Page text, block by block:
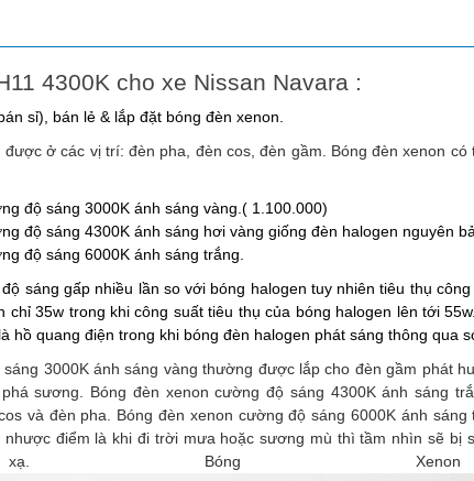
4300K cho xe Nissan Navara :
sỉ), bán lẻ & lắp đặt bóng đèn xenon.
ở các vị trí: đèn pha, đèn cos, đèn gầm. Bóng đèn xenon
độ sáng 3000K ánh sáng vàng.( 1.100.000)
độ sáng 4300K ánh sáng hơi vàng giống đèn halogen nguyên
độ sáng 6000K ánh sáng trắng.
sáng gấp nhiều lần so với bóng halogen tuy nhiên tiêu thụ
chỉ 35w trong khi công suất tiêu thụ của bóng halogen lên tới
hồ quang điện trong khi bóng đèn halogen phát sáng thông qua
3000K ánh sáng vàng thường được lắp cho đèn gầm phát
sương. Bóng đèn xenon cường độ sáng 4300K ánh sáng
và đèn pha. Bóng đèn xenon cường độ sáng 6000K ánh
nhược điểm là khi đi trời mưa hoặc sương mù thì tầm nhìn sẽ bị
Bóng Xenon